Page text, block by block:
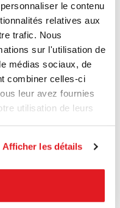
le contenu
relatives aux
trafic. Nous
sur l'utilisation de
médias sociaux, de
combiner celles-ci
leur avez fournies
utilisation de leurs
Afficher les détails
mate, noire ou blanche).
codes de la table
visuelle.
un véritable système
hauteurs et
grâce à des plateaux
configurations
pour façonner le bois